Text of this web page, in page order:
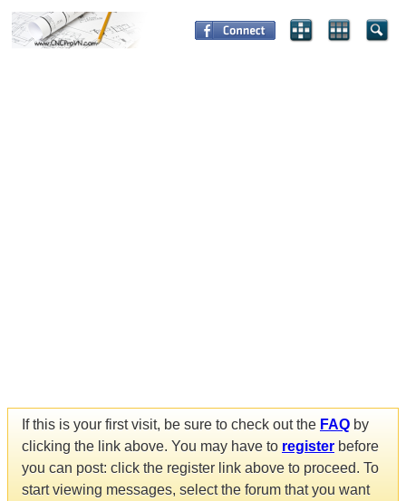
If this is your first visit, be sure to check out the FAQ by
clicking the link above. You may have to register before
you can post: click the register link above to proceed. To
start viewing messages, select the forum that you want